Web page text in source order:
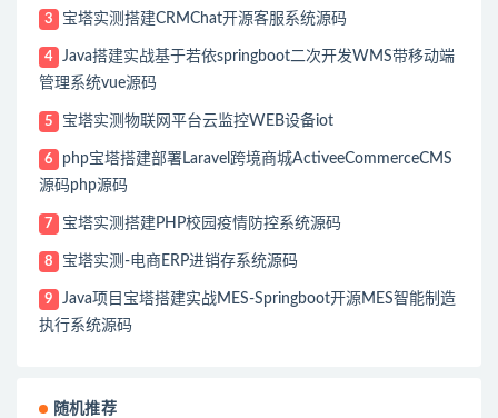
3 宝塔实测搭建CRMChat开源客服系统源码
4
Java搭建实战基于若依springboot二次开发WMS带移动端
管理系统vue源码
5 宝塔实测物联网平台云监控WEB设备iot
6
php宝塔搭建部署Laravel跨境商城ActiveeCommerceCMS
源码php源码
7 宝塔实测搭建PHP校园疫情防控系统源码
8 宝塔实测-电商ERP进销存系统源码
9
Java项目宝塔搭建实战MES-Springboot开源MES智能制造
执行系统源码
随机推荐